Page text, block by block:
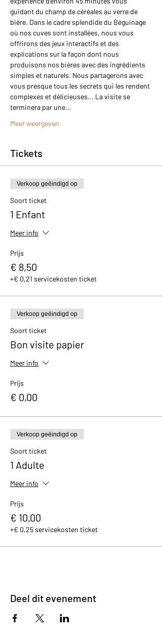
guidant du champ de céréales au verre de
bière. Dans le cadre splendide du Béguinage
où nos cuves sont installées, nous vous
offrirons des jeux interactifs et des
explications sur la façon dont nous
produisons nos bières avec des ingrédients
simples et naturels. Nous partagerons avec
vous presque tous les secrets qui les rendent
complexes et délicieuses... La visite se
terminera par une…
Meer weergeven
Tickets
Verkoop geëindigd op
Soort ticket
1 Enfant
Meer info
Prijs
€ 8,50
+€ 0,21 servicekosten ticket
Verkoop geëindigd op
Soort ticket
Bon visite papier
Meer info
Prijs
€ 0,00
Verkoop geëindigd op
Soort ticket
1 Adulte
Meer info
Prijs
€ 10,00
+€ 0,25 servicekosten ticket
Deel dit evenement